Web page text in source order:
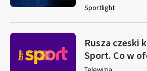
Sportlight
Rusza czeski
Sport. Co w